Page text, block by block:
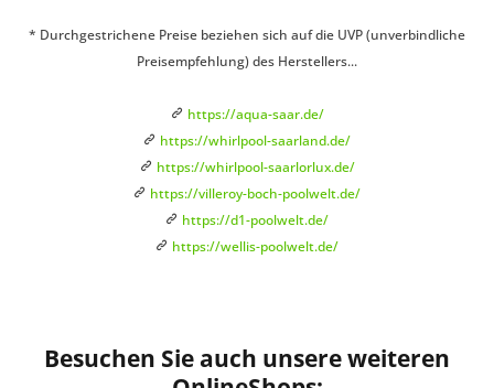
* Durchgestrichene Preise beziehen sich auf die UVP (unverbindliche
Preisempfehlung) des Herstellers...
https://aqua-saar.de/
https://whirlpool-saarland.de/
https://whirlpool-saarlorlux.de/
https://villeroy-boch-poolwelt.de/
https://d1-poolwelt.de/
https://wellis-poolwelt.de/
Besuchen Sie auch unsere weiteren